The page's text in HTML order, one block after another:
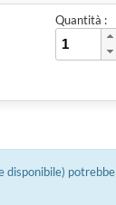
Quantità :
disponibile) potrebbe